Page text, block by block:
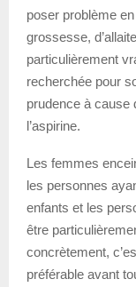
poser problème
grossesse,
particulièrement
recherchée pour
prudence à cause
l’aspirine.
Les femmes
les personnes
enfants et les
être
concrètement,
préférable avant